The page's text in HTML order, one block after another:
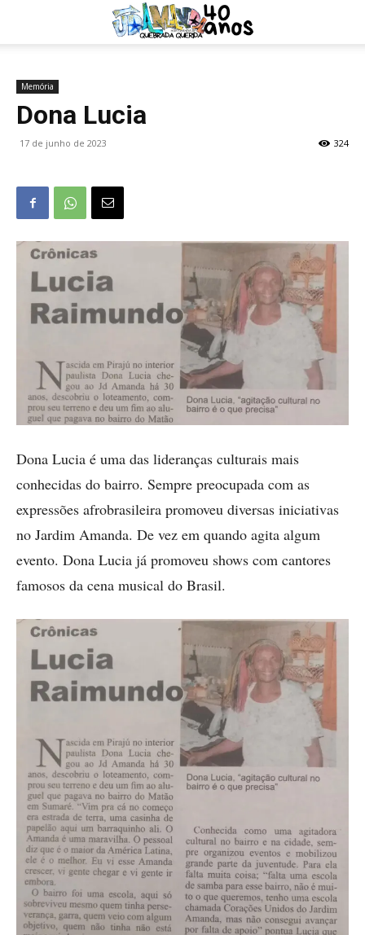
Memória
Dona Lucia
17 de junho de 2023 324
Dona Lucia é uma das lideranças culturais mais
conhecidas do bairro. Sempre preocupada com as
expressões afrobrasileira promoveu diversas iniciativas
no Jardim Amanda. De vez em quando agita algum
evento. Dona Lucia já promoveu shows com cantores
famosos da cena musical do Brasil.